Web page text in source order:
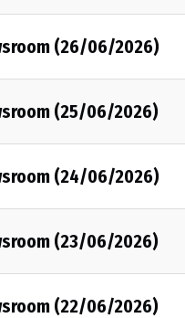
(26/06/2026)
(25/06/2026)
(24/06/2026)
(23/06/2026)
(22/06/2026)